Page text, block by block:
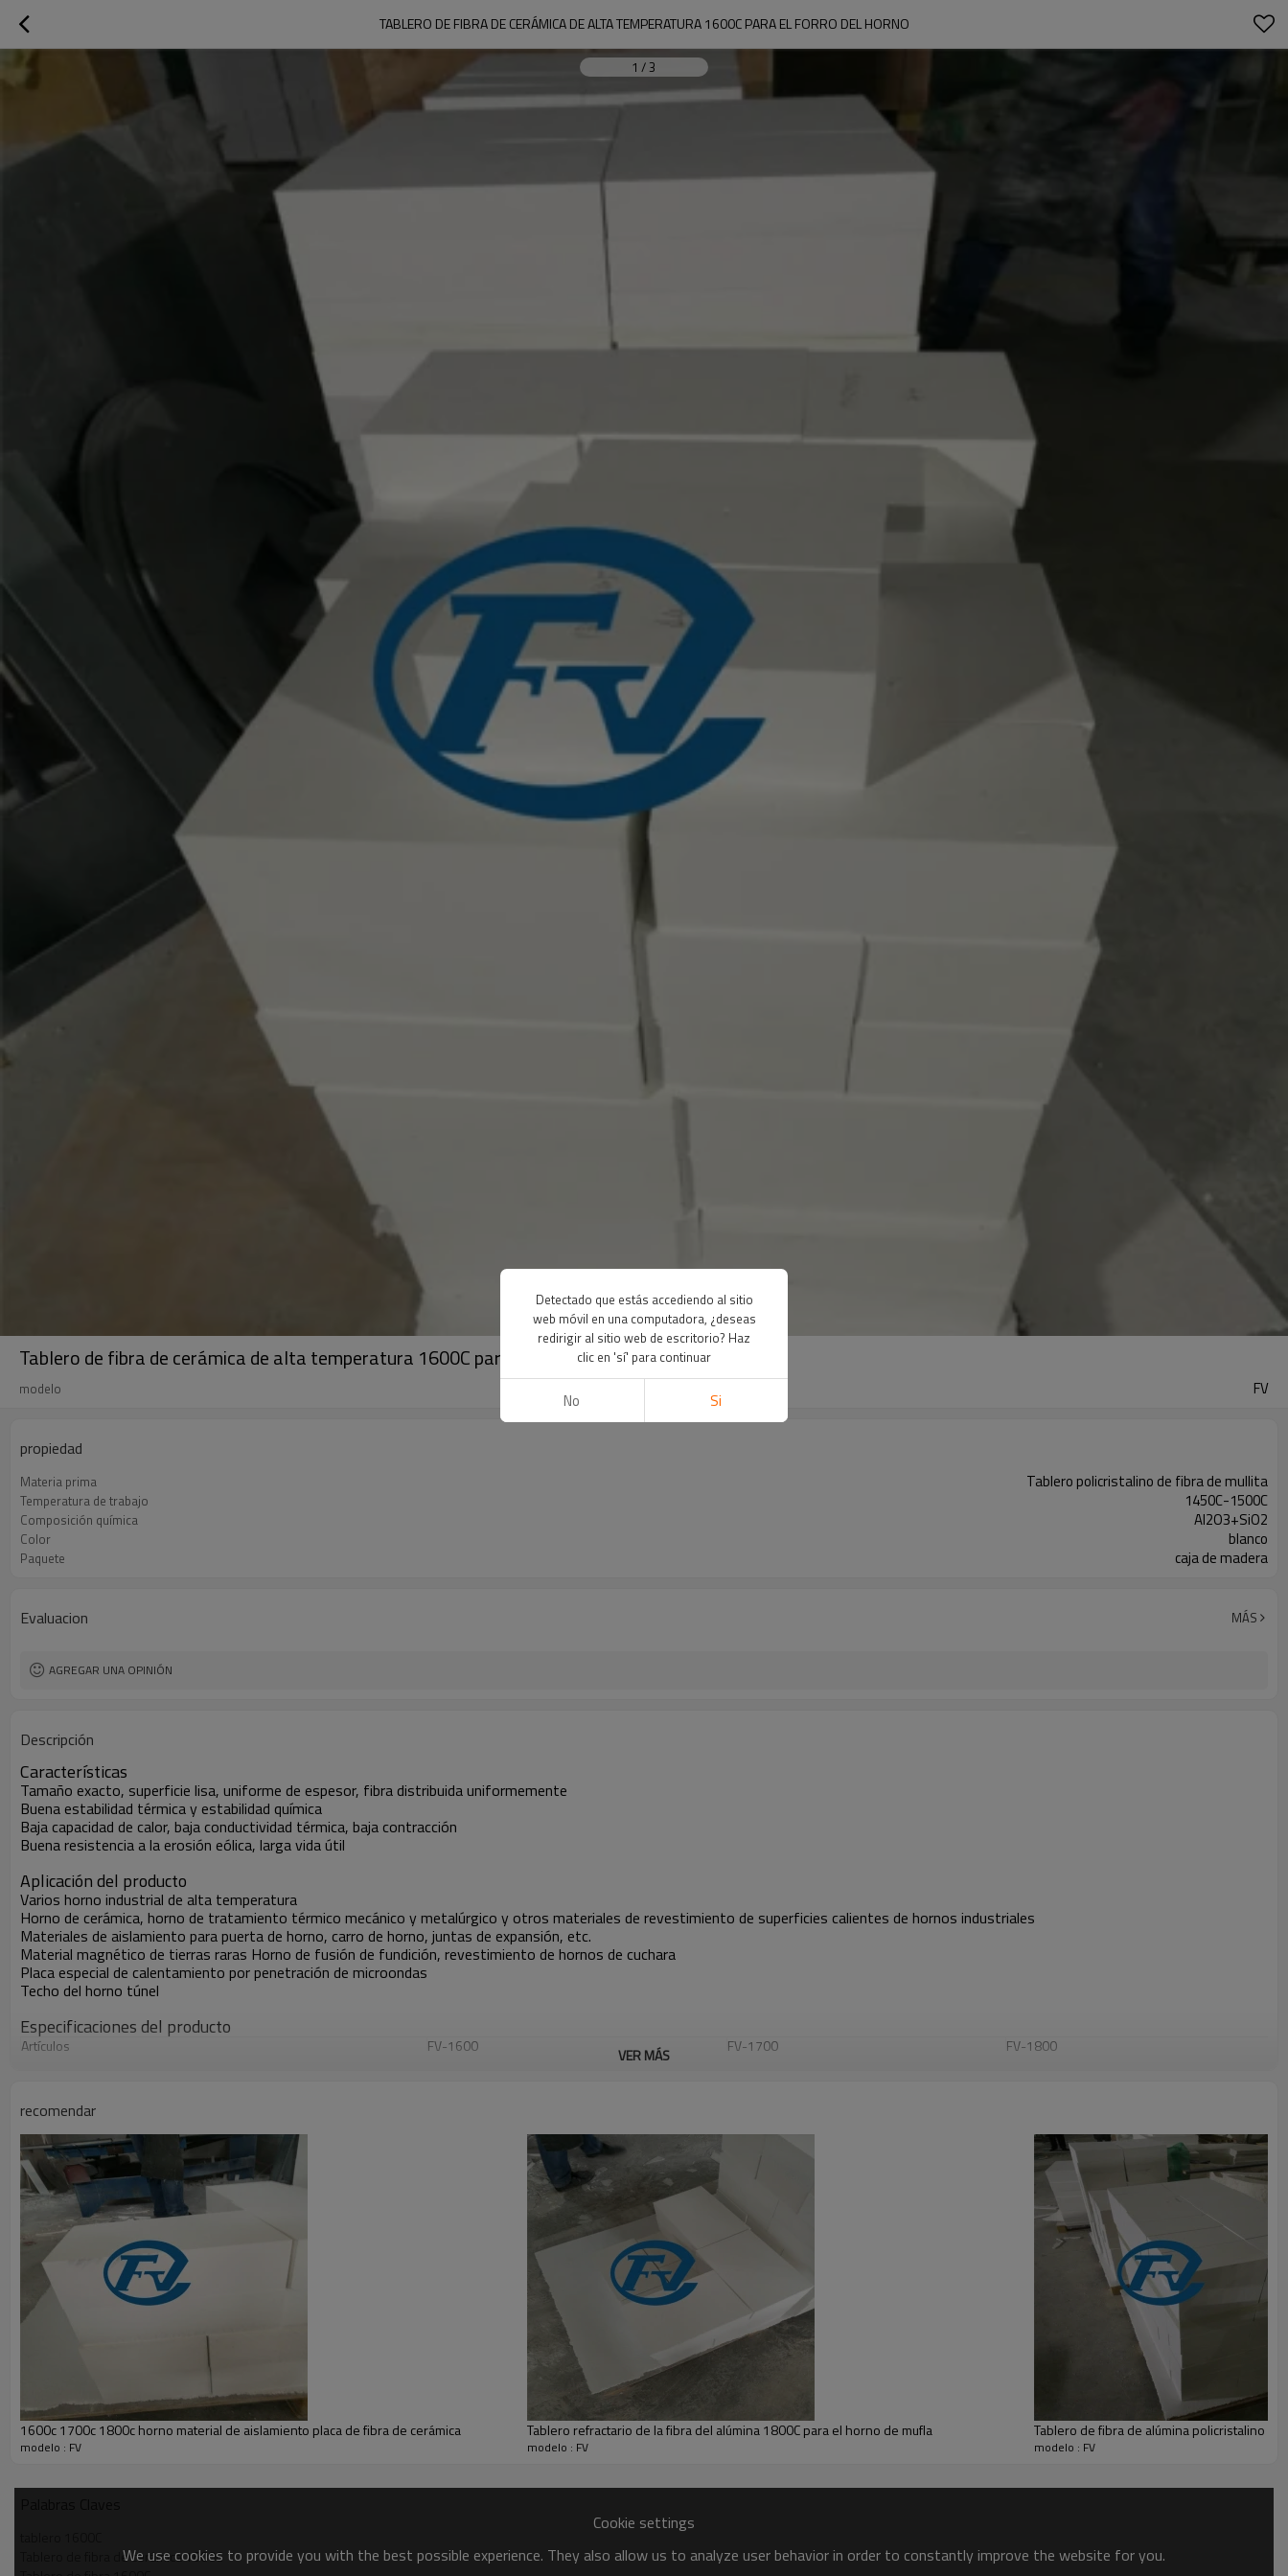
TABLERO DE FIBRA DE CERÁMICA DE ALTA TEMPERATURA 1600C PARA EL FORRO DEL HORNO
1 /3
Tablero de fibra de cerámica de alta temperatura 1600C para el forro del horno
modelo FV
propiedad
Materia prima Tablero policristalino de fibra de mullita
Temperatura de trabajo 1450C-1500C
Composición química Al2O3+SiO2
Color blanco
Paquete caja de madera
Evaluacion MÁS
AGREGAR UNA OPINIÓN
Descripción
Características
Tamaño exacto, superficie lisa, uniforme de espesor, fibra distribuida uniformemente
Buena estabilidad térmica y estabilidad química
Baja capacidad de calor, baja conductividad térmica, baja contracción
Buena resistencia a la erosión eólica, larga vida útil
Aplicación del producto
Varios horno industrial de alta temperatura
Horno de cerámica, horno de tratamiento térmico mecánico y metalúrgico y otros materiales de revestimiento de superficies calientes de hornos industriales
Materiales de aislamiento para puerta de horno, carro de horno, juntas de expansión, etc.
Material magnético de tierras raras Horno de fusión de fundición, revestimiento de hornos de cuchara
Placa especial de calentamiento por penetración de microondas
Techo del horno túnel
Especificaciones del producto
Artículos FV-1600 FV-1700
FV-1800
Composición química
%
Al2O3+SiO2
>99
>99.5
Fe2O3
Paquete
VER MÁS
recomendar
1600c 1700c 1800c horno material de aislamiento placa de fibra de cerámica
modelo : FV
Tablero refractario de la fibra del alúmina 1800C para el horno de mufla
modelo : FV
Tablero de fibra de alúmina policristalino
modelo : FV
Tablero de fibra de cerámica 1600C
Cookie settings
We use cookies to provide you with the best possible experience. They also allow us to analyze user behavior in order to constantly improve the website for you.
Detectado que estás accediendo al sitio
web móvil en una computadora, ¿deseas
redirigir al sitio web de escritorio? Haz
clic en 'sí' para continuar
No Si